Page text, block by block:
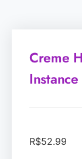
Creme
R$52.99